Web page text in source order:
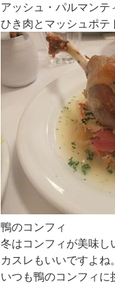
アッシュ・パルマンテ
ひき肉とマッシュポ
鴨のコンフィ
冬はコンフィが美味し
カスレもいいですよね
いつも鴨のコンフィ